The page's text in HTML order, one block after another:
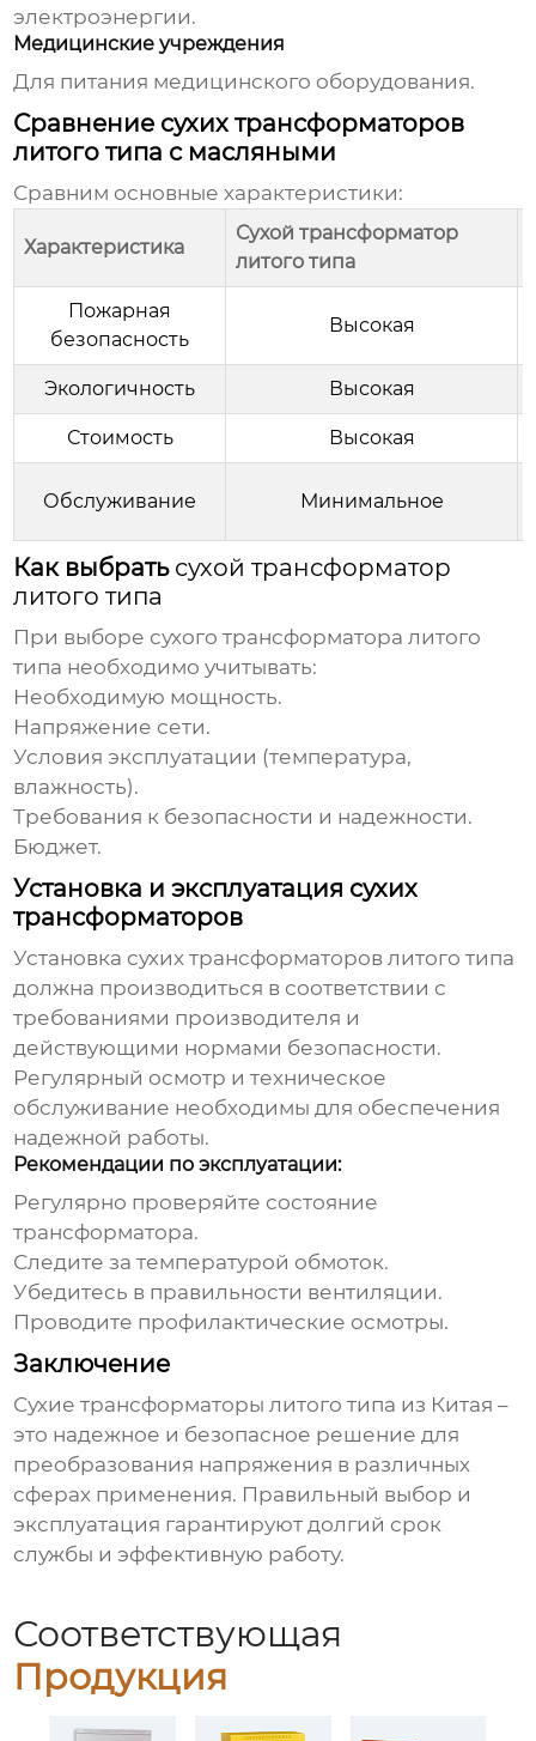
электроэнергии.
Медицинские учреждения
Для питания медицинского оборудования.
Сравнение сухих трансформаторов
литого типа с масляными
Сравним основные характеристики:
Характеристика
Сухой трансформатор
литого типа
Пожарная
безопасность
Высокая
Экологичность Высокая
Стоимость Высокая
Обслуживание Минимальное
Как выбрать сухой трансформатор
литого типа
При выборе сухого трансформатора литого
типа необходимо учитывать:
Необходимую мощность.
Напряжение сети.
Условия эксплуатации (температура,
влажность).
Требования к безопасности и надежности.
Бюджет.
Установка и эксплуатация сухих
трансформаторов
Установка сухих трансформаторов литого типа
должна производиться в соответствии с
требованиями производителя и
действующими нормами безопасности.
Регулярный осмотр и техническое
обслуживание необходимы для обеспечения
надежной работы.
Рекомендации по эксплуатации:
Регулярно проверяйте состояние
трансформатора.
Следите за температурой обмоток.
Убедитесь в правильности вентиляции.
Проводите профилактические осмотры.
Заключение
Сухие трансформаторы литого типа из Китая –
это надежное и безопасное решение для
преобразования напряжения в различных
сферах применения. Правильный выбор и
эксплуатация гарантируют долгий срок
службы и эффективную работу.
Соответствующая
Продукция